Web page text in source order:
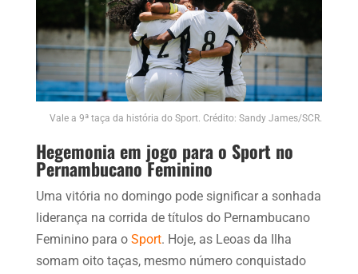
Vale a 9ª taça da história do Sport. Crédito: Sandy James/SCR.
Hegemonia em jogo para o Sport no
Pernambucano Feminino
Uma vitória no domingo pode significar a sonhada
liderança na corrida de títulos do Pernambucano
Feminino para o Sport. Hoje, as Leoas da Ilha
somam oito taças, mesmo número conquistado